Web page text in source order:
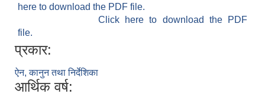
here to download the PDF file.
Click here to download the PDF
file.
प्रकार:
ऐन, कानुन तथा निर्देशिका
आर्थिक वर्ष: